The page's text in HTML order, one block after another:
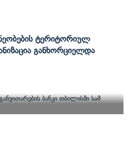
Ტერიტორიულ
Განხორციელდა